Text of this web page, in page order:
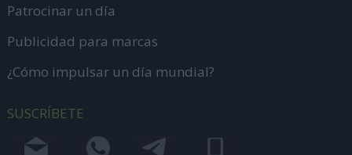
Patrocinar un día
Publicidad para marcas
¿Cómo impulsar un día mundial?
SUSCRÍBETE